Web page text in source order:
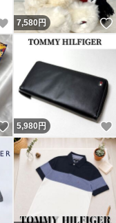
いいね！
7,580円
いいね！
5,980 円